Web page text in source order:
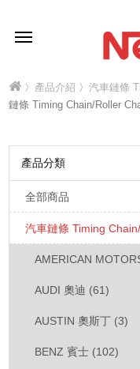
〉 產品介紹 〉汽車鏈條
鏈條 Timing Chain/Roller
產品分類
全部商品
汽車鏈條 Timing
AMERICAN
AUDI 奧迪 (61)
AUSTIN 奧斯丁 (3)
BENZ 賓士 (102)